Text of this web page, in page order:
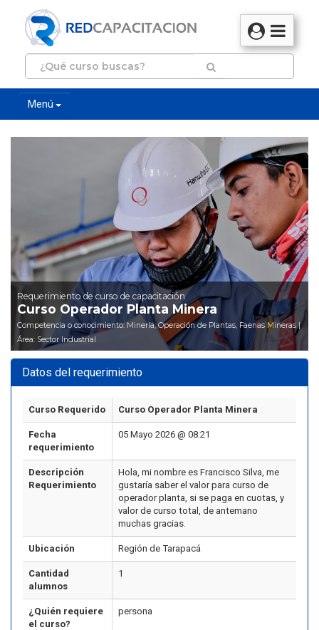
Menú
Requerimiento de curso de capacitación
Curso Operador Planta Minera
Competencia o conocimiento: Minería, Operación de Plantas, Faenas Mineras |
Área: Sector Industrial
Datos del requerimiento
Curso Requerido Curso Operador Planta Minera
Fecha
requerimiento
05 Mayo 2026 @ 08:21
Descripción
Requerimiento
Hola, mi nombre es Francisco Silva, me
gustaría saber el valor para curso de
operador planta, si se paga en cuotas, y
valor de curso total, de antemano
muchas gracias.
Ubicación Región de Tarapacá
Cantidad
alumnos
1
¿Quién requiere
el curso?
persona